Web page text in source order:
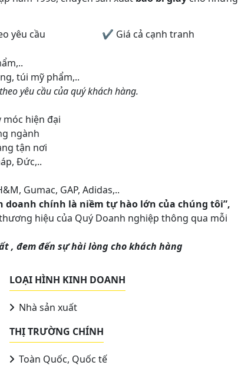
yêu cầu
✔ Giá cả cạnh tranh
túi mỹ phẩm,..
yêu cầu của quý khách hàng.
móc hiện đại
ngành
tận nơi
Đức,..
Gumac, GAP, Adidas,..
chính là niềm tự hào lớn của chúng tôi”,
hiệu của Quý Doanh nghiệp thông qua mỗi
, đem đến sự hài lòng cho khách hàng
LOẠI HÌNH KINH DOANH
Nhà sản xuất
THỊ TRƯỜNG CHÍNH
Toàn Quốc, Quốc tế